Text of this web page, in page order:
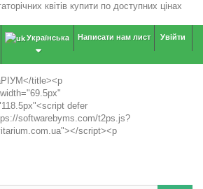
Увійти
Написати нам лист
Українська